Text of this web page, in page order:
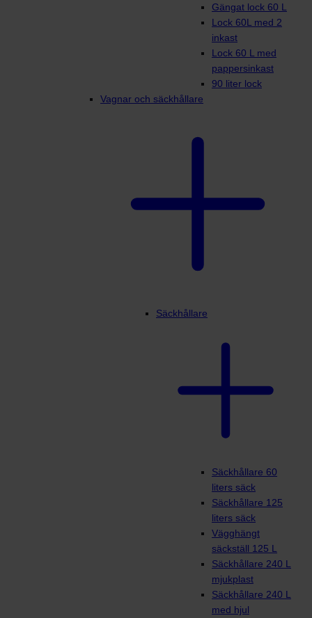
Gängat lock 60 L
Lock 60L med 2
inkast
Lock 60 L med
pappersinkast
90 liter lock
Vagnar och säckhållare
Säckhållare
Säckhållare 60
liters säck
Säckhållare 125
liters säck
Vägghängt
säckställ 125 L
Säckhållare 240 L
mjukplast
Säckhållare 240 L
med hjul